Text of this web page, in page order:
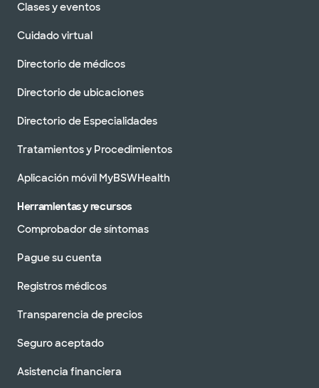
Clases y eventos
Cuidado virtual
Directorio de médicos
Directorio de ubicaciones
Directorio de Especialidades
Tratamientos y Procedimientos
Aplicación móvil MyBSWHealth
Herramientas y recursos
Comprobador de síntomas
Pague su cuenta
Registros médicos
Transparencia de precios
Seguro aceptado
Asistencia financiera